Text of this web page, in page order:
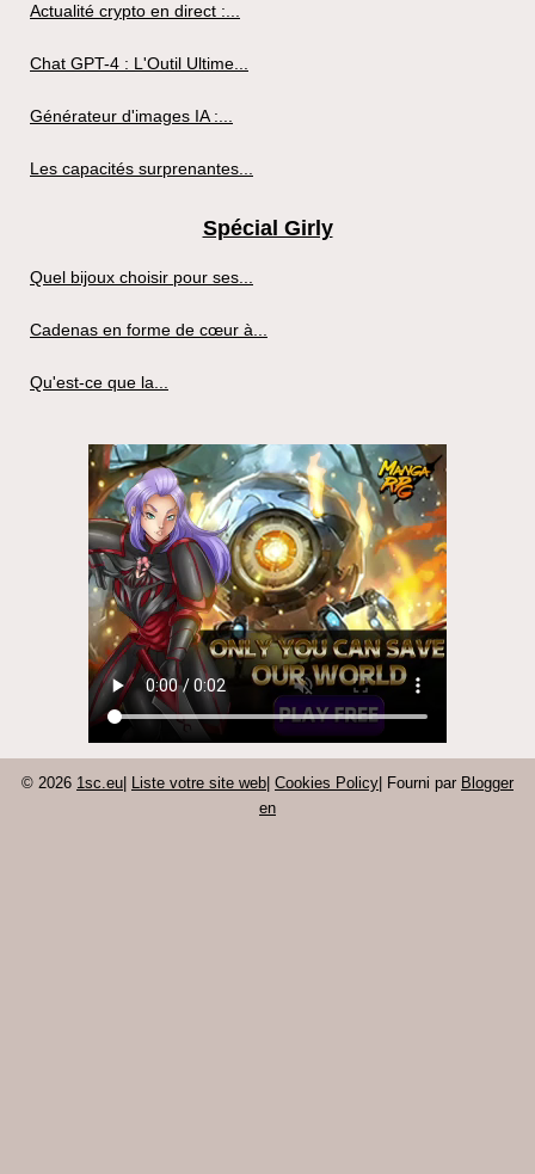
Actualité crypto en direct :...
Chat GPT-4 : L'Outil Ultime...
Générateur d'images IA :...
Les capacités surprenantes...
Spécial Girly
Quel bijoux choisir pour ses...
Cadenas en forme de cœur à...
Qu'est-ce que la...
© 2026 1sc.eu Liste votre site web Cookies Policy | Fourni par Blogger
en